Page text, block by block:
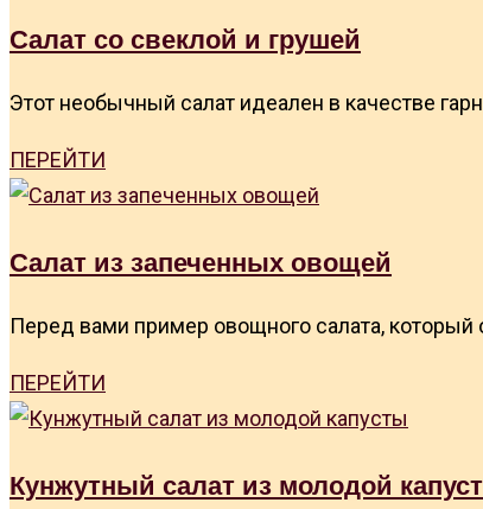
Салат со свеклой и грушей
Этот необычный салат идеален в качестве
ПЕРЕЙТИ
Салат из запеченных овощей
Перед вами пример овощного салата,
ПЕРЕЙТИ
Кунжутный салат из молодой